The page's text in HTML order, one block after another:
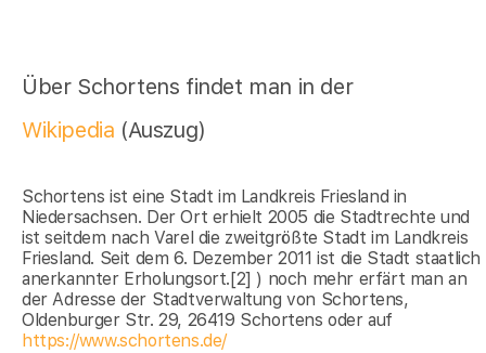
Über Schortens findet man in der
Wikipedia (Auszug)
Schortens ist eine Stadt im Landkreis Friesland in
Niedersachsen. Der Ort erhielt 2005 die Stadtrechte und
ist seitdem nach Varel die zweitgrößte Stadt im Landkreis
Friesland. Seit dem 6. Dezember 2011 ist die Stadt staatlich
anerkannter Erholungsort.[2] ) noch mehr erfärt man an
der Adresse der Stadtverwaltung von Schortens,
Oldenburger Str. 29, 26419 Schortens oder auf
https://www.schortens.de/